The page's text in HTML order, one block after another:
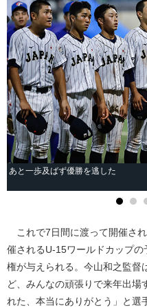
あと一歩及ばず優勝を逃した
これで7日間に渡って開催さ
催されるU-15ワールドカップ
権が与えられる。今山和之監督
ど、みんなの頑張りで来年出場
れた、本当にありがとう」と選